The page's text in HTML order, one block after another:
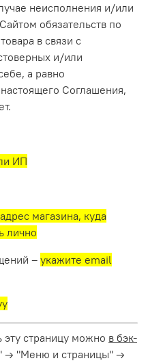
неисполнения и/или
обязательств по
в связи с
и/или
а равно
Соглашения,
ИП
магазина, куда
лично
– укажите email
эту страницу можно в бэк-
→ "Меню и страницы" →